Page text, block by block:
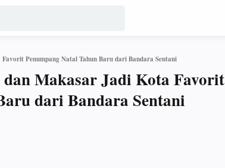
Penumpang Natal Tahun Baru dari Bandara Sentani
Makasar Jadi Kota Favorit
dari Bandara Sentani